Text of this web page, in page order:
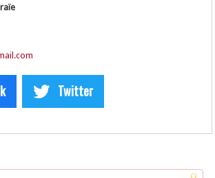
Twitter